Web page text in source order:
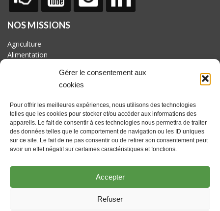
Gérer le consentement aux
cookies
Pour offrir les meilleures expériences, nous utilisons des technologies
telles que les cookies pour stocker et/ou accéder aux informations des
appareils. Le fait de consentir à ces technologies nous permettra de traiter
des données telles que le comportement de navigation ou les ID uniques
sur ce site. Le fait de ne pas consentir ou de retirer son consentement peut
avoir un effet négatif sur certaines caractéristiques et fonctions.
Accepter
Refuser
NOS MISSIONS
Agriculture
Alimentation
Mobilité
AVEC LE SOUTIEN DE
Fonds européen pour le développement rural : l'Europe investit
dans les zones rurales. Actions coordonnées par le GAL
Brabant wallon et des communes de Beauvechain, Hélécine,
Incourt, Jodoigne, Orp-jauche, Perwez et Ramillies